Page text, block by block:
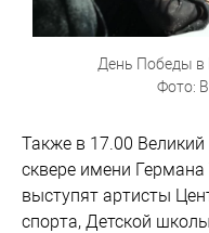
День Победы в
Фото:
Также в 17.00
сквере имени
выступят артисты
спорта, Детской